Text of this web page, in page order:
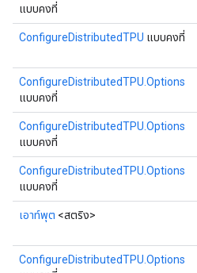
แบบคงที่
ConfigureDistributedTPU แบบคงที่
ConfigureDistributedTPU.Options
แบบคงที่
ConfigureDistributedTPU.Options
แบบคงที่
ConfigureDistributedTPU.Options
แบบคงที่
เอาท์พุต <สตริง>
ConfigureDistributedTPU.Options